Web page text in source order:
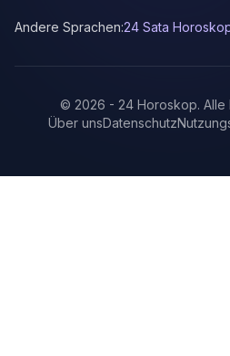
Andere Sprachen:24 Sata
© 2026 - 24 Horoskop. Alle
Über unsDatenschutz